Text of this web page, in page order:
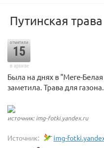
Путинская трава
отметили
15
в архиве
Была на днях в "Меге-
заметила. Трава для
источник: img-fotki.yandex.ru
Источник: img-